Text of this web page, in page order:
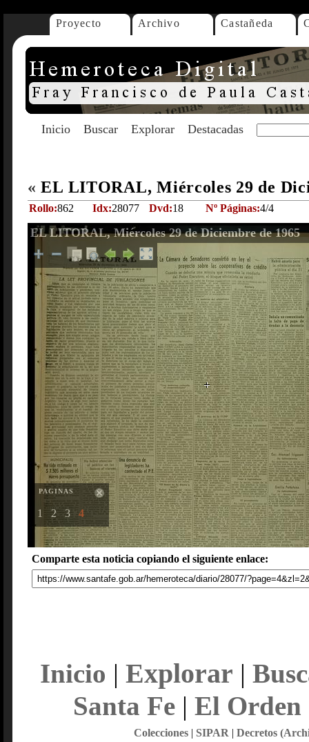
Proyecto Archivo Castañeda
Inicio Buscar Explorar Destacadas
« EL LITORAL, Miércoles 29 de
Rollo:862 Idx:28077 Dvd:18 Nº Páginas:4/4
EL LITORAL, Miércoles 29 de Diciembre de 1965
PAGINAS
1 2 3 4
Comparte esta noticia copiando el siguiente enlace:
Inicio | Explorar |
Santa Fe| El Orden
Colecciones| SIPAR | Decretos